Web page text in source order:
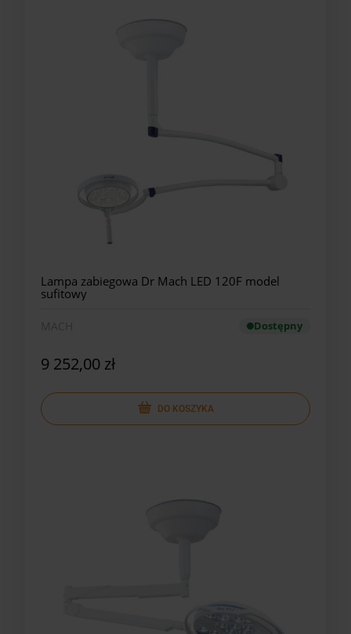
Lampa zabiegowa Dr Mach LED 120F model
sufitowy
Dostępny
9 252,00 zł
DO KOSZYKA